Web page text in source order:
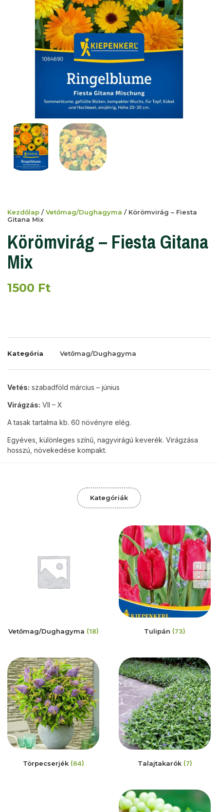
Kezdőlap /Vetőmag/Dughagyma / Körömvirág – Fiesta
Gitana Mix
Körömvirág – Fiesta Gitana
Mix
1500 Ft
Kategória Vetőmag/Dughagyma
Vetés: szabadföld március – június
Virágzás: VII – X
A tasak tartalma kb. 60 növényre elég.
Egyéves, különleges színű, nagyvirágú keverék. Virágzása
hosszú, növekedése kompakt.
Kategóriák
Vetőmag/Dughagyma (18) Tulipán (73)
Törpecserjék (64) Talajtakarók (7)